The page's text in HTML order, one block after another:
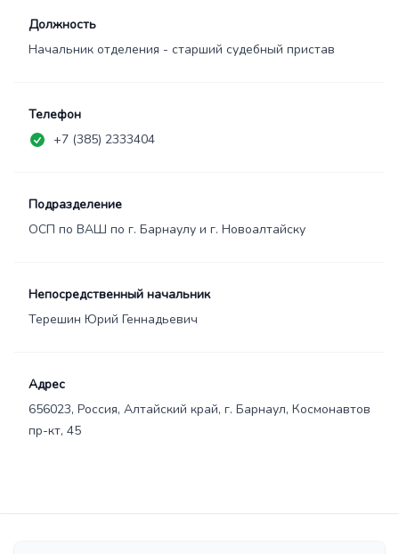
Должность
Начальник отделения - старший судебный пристав
Телефон
+7 (385) 2333404
Подразделение
ОСП по ВАШ по г. Барнаулу и г. Новоалтайску
Непосредственный начальник
Терешин Юрий Геннадьевич
Адрес
656023, Россия, Алтайский край, г. Барнаул, Космонавтов
пр-кт, 45